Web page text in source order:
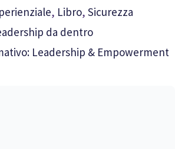
, Libro,Sicurezza
da dentro
Leadership & Empowerment